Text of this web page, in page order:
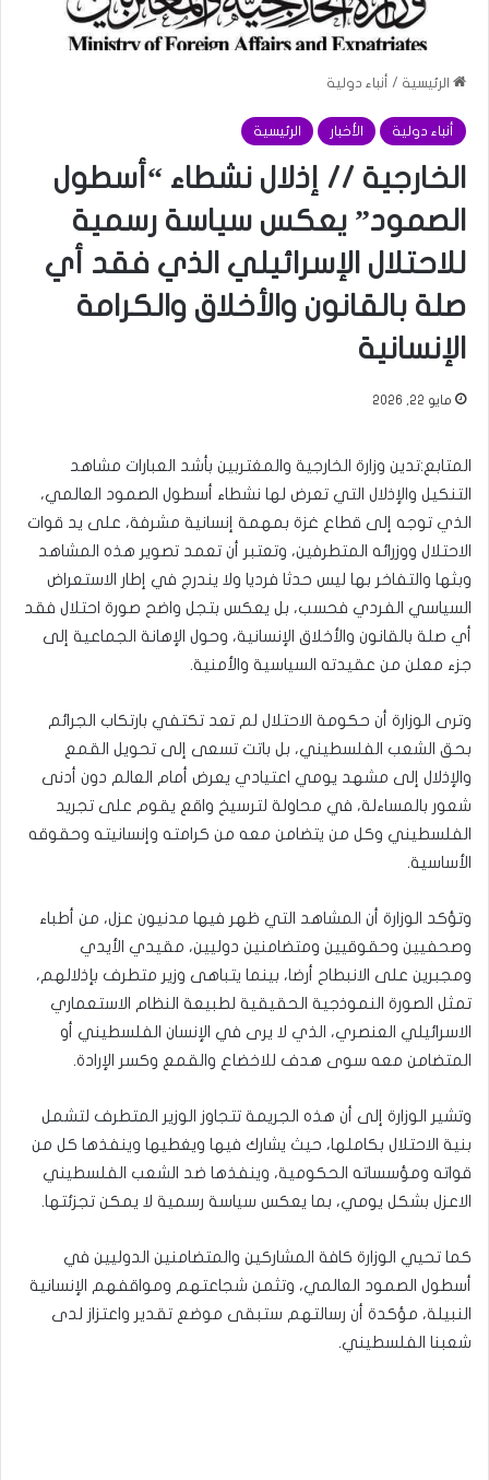
الرئيسية / أنباء دولية
أنباء دولية الأخبار الرئيسية
الخارجية // إذلال نشطاء “أسطول
الصمود” يعكس سياسة رسمية
للاحتلال الإسرائيلي الذي فقد أي
صلة بالقانون والأخلاق والكرامة
الإنسانية
مايو 22, 2026
المتابع:تدين وزارة الخارجية والمغتربين بأشد العبارات مشاهد
التنكيل والإذلال التي تعرض لها نشطاء أسطول الصمود العالمي،
الذي توجه إلى قطاع غزة بمهمة إنسانية مشرفة، على يد قوات
الاحتلال ووزرائه المتطرفين، وتعتبر أن تعمد تصوير هذه المشاهد
وبثها والتفاخر بها ليس حدثا فرديا ولا يندرج في إطار الاستعراض
السياسي الفردي فحسب، بل يعكس بتجل واضح صورة احتلال فقد
أي صلة بالقانون والأخلاق الإنسانية، وحول الإهانة الجماعية إلى
جزء معلن من عقيدته السياسية والأمنية.
وترى الوزارة أن حكومة الاحتلال لم تعد تكتفي بارتكاب الجرائم
بحق الشعب الفلسطيني، بل باتت تسعى إلى تحويل القمع
والإذلال إلى مشهد يومي اعتيادي يعرض أمام العالم دون أدنى
شعور بالمساءلة، في محاولة لترسيخ واقع يقوم على تجريد
الفلسطيني وكل من يتضامن معه من كرامته وإنسانيته وحقوقه
الأساسية.
وتؤكد الوزارة أن المشاهد التي ظهر فيها مدنيون عزل، من أطباء
وصحفيين وحقوقيين ومتضامنين دوليين، مقيدي الأيدي
ومجبرين على الانبطاح أرضا، بينما يتباهى وزير متطرف بإذلالهم،
تمثل الصورة النموذجية الحقيقية لطبيعة النظام الاستعماري
الاسرائيلي العنصري، الذي لا يرى في الإنسان الفلسطيني أو
المتضامن معه سوى هدف للاخضاع والقمع وكسر الإرادة.
وتشير الوزارة إلى أن هذه الجريمة تتجاوز الوزير المتطرف لتشمل
بنية الاحتلال بكاملها، حيث يشارك فيها ويغطيها وينفذها كل من
قواته ومؤسساته الحكومية، وينفذها ضد الشعب الفلسطيني
الاعزل بشكل يومي، بما يعكس سياسة رسمية لا يمكن تجزئتها.
كما تحيي الوزارة كافة المشاركين والمتضامنين الدوليين في
أسطول الصمود العالمي، وتثمن شجاعتهم ومواقفهم الإنسانية
النبيلة، مؤكدة أن رسالتهم ستبقى موضع تقدير واعتزاز لدى
شعبنا الفلسطيني.